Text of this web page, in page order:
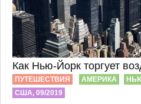
Как Нью-Йорк торгует
ПУТЕШЕСТВИЯ АМЕРИКА
США, 09/2019